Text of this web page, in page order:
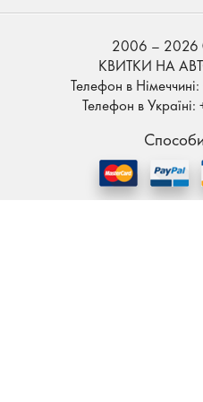
2006 – 2026
КВИТКИ НА
Телефон в
Телефон в